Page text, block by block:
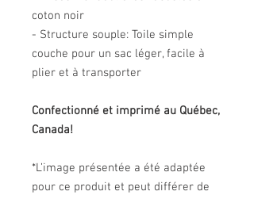
coton noir
- Structure souple: Toile simple
couche pour un sac léger, facile à
plier et à transporter
Confectionné et imprimé au Québec,
Canada!
*L’image présentée a été adaptée
pour ce produit et peut différer de